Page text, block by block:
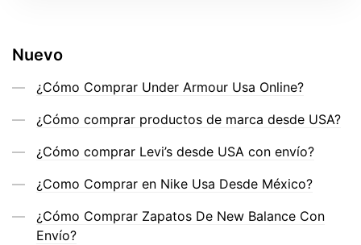
Nuevo
¿Cómo Comprar Under Armour Usa Online?
¿Cómo comprar productos de marca desde USA?
¿Cómo comprar Levi’s desde USA con envío?
¿Como Comprar en Nike Usa Desde México?
¿Cómo Comprar Zapatos De New Balance Con
Envío?